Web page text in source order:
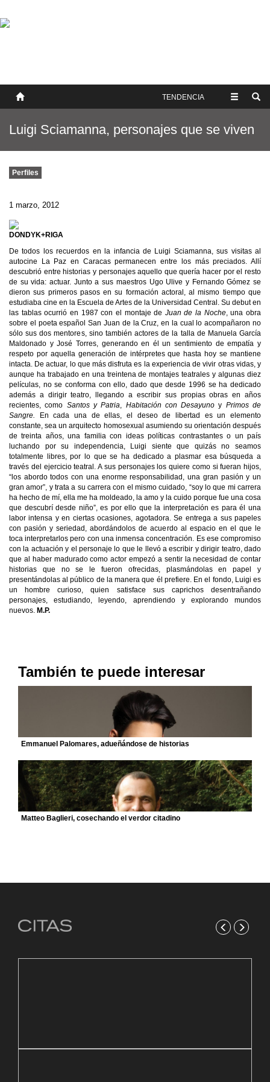
SOBRE NOSOTROS
TENDENCIA
Luigi Sciamanna, personajes que se viven
Perfiles
1 marzo, 2012
DONDYK+RIGA
De todos los recuerdos en la infancia de Luigi Sciamanna, sus visitas al
autocine La Paz en Caracas permanecen entre los más preciados. Allí
descubrió entre historias y personajes aquello que quería hacer por el resto
de su vida: actuar. Junto a sus maestros Ugo Ulive y Fernando Gómez se
dieron sus primeros pasos en su formación actoral, al mismo tiempo que
estudiaba cine en la Escuela de Artes de la Universidad Central. Su debut en
las tablas ocurrió en 1987 con el montaje de Juan de la Noche, una obra
sobre el poeta español San Juan de la Cruz, en la cual lo acompañaron no
sólo sus dos mentores, sino también actores de la talla de Manuela García
Maldonado y José Torres, generando en él un sentimiento de empatía y
respeto por aquella generación de intérpretes que hasta hoy se mantiene
intacta. De actuar, lo que más disfruta es la experiencia de vivir otras vidas, y
aunque ha trabajado en una treintena de montajes teatrales y algunas diez
películas, no se conforma con ello, dado que desde 1996 se ha dedicado
además a dirigir teatro, llegando a escribir sus propias obras en años
recientes, como Santos y Patria, Habitación con Desayuno y Primos de
Sangre. En cada una de ellas, el deseo de libertad es un elemento
constante, sea un arquitecto homosexual asumiendo su orientación después
de treinta años, una familia con ideas políticas contrastantes o un país
luchando por su independencia, Luigi siente que quizás no seamos
totalmente libres, por lo que se ha dedicado a plasmar esa búsqueda a
través del ejercicio teatral. A sus personajes los quiere como si fueran hijos,
“los abordo todos con una enorme responsabilidad, una gran pasión y un
gran amor”, y trata a su carrera con el mismo cuidado, “soy lo que mi carrera
ha hecho de mí, ella me ha moldeado, la amo y la cuido porque fue una cosa
que descubrí desde niño”, es por ello que la interpretación es para él una
labor intensa y en ciertas ocasiones, agotadora. Se entrega a sus papeles
con pasión y seriedad, abordándolos de acuerdo al espacio en el que le
toca interpretarlos pero con una inmensa concentración. Es ese compromiso
con la actuación y el personaje lo que le llevó a escribir y dirigir teatro, dado
que al haber madurado como actor empezó a sentir la necesidad de contar
historias que no se le fueron ofrecidas, plasmándolas en papel y
presentándolas al público de la manera que él prefiere. En el fondo, Luigi es
un hombre curioso, quien satisface sus caprichos desentrañando
personajes, estudiando, leyendo, aprendiendo y explorando mundos
nuevos. M.P.
También te puede interesar
Emmanuel Palomares, adueñándose de historias
Matteo Baglieri, cosechando el verdor citadino